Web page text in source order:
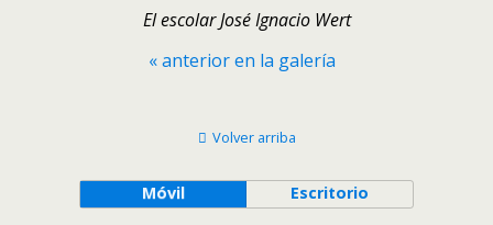
El escolar José Ignacio Wert
« anterior en la galería
Volver arriba
Móvil Escritorio